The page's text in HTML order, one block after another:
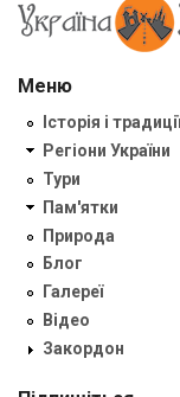
Меню
Історія і традиції
Регіони України
Тури
Пам'ятки
Природа
Блог
Галереї
Відео
Закордон